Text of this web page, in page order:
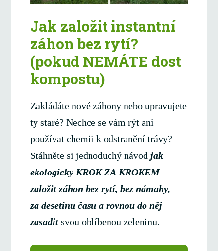
Jak založit instantní
záhon bez rytí?
(pokud NEMÁTE dost
kompostu)
Zakládáte nové záhony nebo upravujete
ty staré? Nechce se vám rýt ani
používat chemii k odstranění trávy?
Stáhněte si jednoduchý návodjak
ekologicky KROK ZA KROKEM
založit záhon bez rytí, bez námahy,
za desetinu času a rovnou do něj
zasadit svou oblíbenou zeleninu.